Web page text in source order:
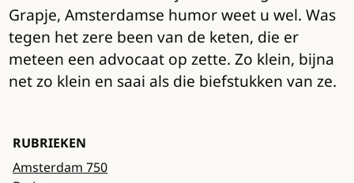
Grapje, Amsterdamse humor weet u wel. Was
tegen het zere been van de keten, die er
meteen een advocaat op zette. Zo klein, bijna
net zo klein en saai als die biefstukken van ze.
RUBRIEKEN
Amsterdam 750